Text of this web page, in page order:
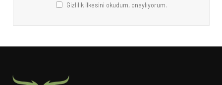
Gizlilik İlkesini okudum, onaylıyorum.